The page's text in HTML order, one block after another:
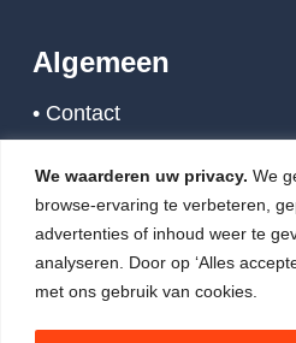
We waarderen uw privacy. We
browse-ervaring te verbeteren,
advertenties of inhoud weer te
analyseren. Door op ‘Alles
met ons gebruik van cookies.
Algemeen
• Contact
• Links
• Algemene voorwaarden
• Disclaimer
• Privacy Statement